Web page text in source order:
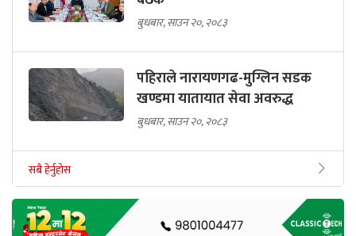
बुधबार, साउन २०, २०८३
पहिराले नारायणगढ-मुग्लिन सडक
खण्डमा यातायात सेवा अवरुद्ध
बुधबार, साउन २०, २०८३
सबै हेर्नुहोस